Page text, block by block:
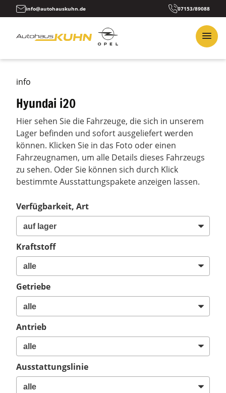
info@autohauskuhn.de 07153/89088
info
Hyundai i20
Hier sehen Sie die Fahrzeuge, die sich in unserem
Lager befinden und sofort ausgeliefert werden
können. Klicken Sie in das Foto oder einen
Fahrzeugnamen, um alle Details dieses Fahrzeugs
zu sehen. Oder Sie können sich durch Klick
bestimmte Ausstattungspakete anzeigen lassen.
Verfügbarkeit, Art
Kraftstoff
Getriebe
Antrieb
Ausstattungslinie